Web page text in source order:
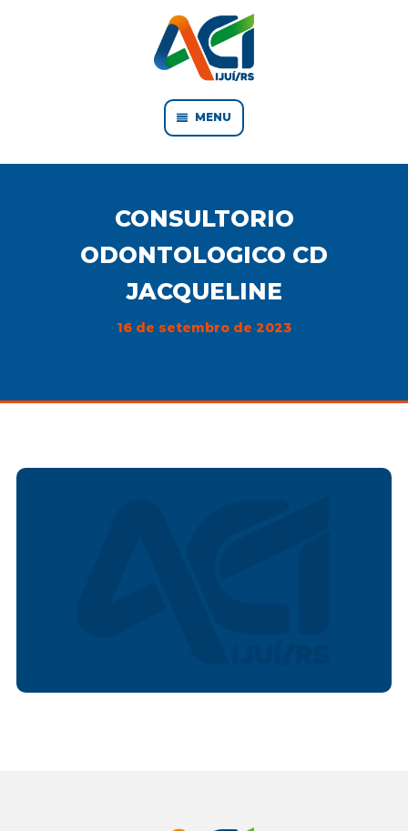
MENU
CONSULTORIO
ODONTOLOGICO CD
JACQUELINE
16 de setembro de 2023